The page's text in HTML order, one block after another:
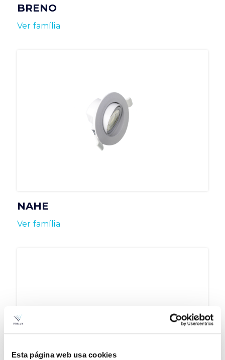
Esta página web usa cookies
BRENO
Ver família
NAHE
Ver família